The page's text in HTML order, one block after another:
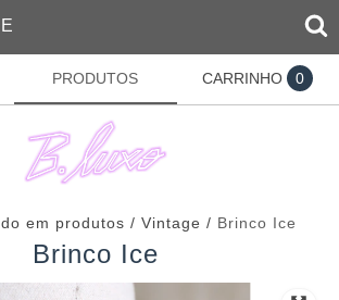
PRODUTOS CARRINHO 0
em produtos / Vintage / Brinco Ice
Brinco Ice